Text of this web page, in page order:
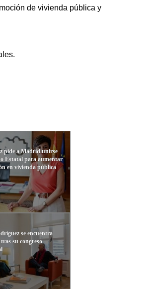
de vivienda pública y
pide a Madrid unirse
Estatal para aumentar
en vivienda pública
se encuentra
su congreso